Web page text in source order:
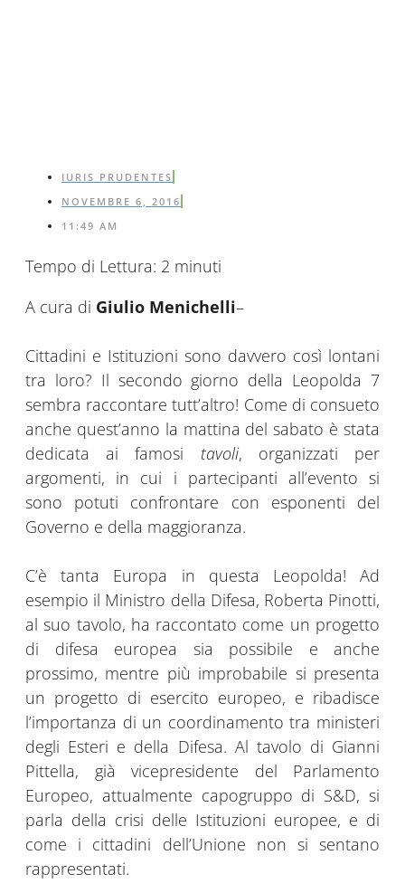
IURIS PRUDENTES
NOVEMBRE 6, 2016
11:49 AM
Tempo di Lettura: 2 minuti
A cura di Giulio Menichelli–
Cittadini e Istituzioni sono davvero così lontani
tra loro? Il secondo giorno della Leopolda 7
sembra raccontare tutt’altro! Come di consueto
anche quest’anno la mattina del sabato è stata
dedicata ai famosi tavoli, organizzati per
argomenti, in cui i partecipanti all’evento si
sono potuti confrontare con esponenti del
Governo e della maggioranza.
C’è tanta Europa in questa Leopolda! Ad
esempio il Ministro della Difesa, Roberta Pinotti,
al suo tavolo, ha raccontato come un progetto
di difesa europea sia possibile e anche
prossimo, mentre più improbabile si presenta
un progetto di esercito europeo, e ribadisce
l’importanza di un coordinamento tra ministeri
degli Esteri e della Difesa. Al tavolo di Gianni
Pittella, già vicepresidente del Parlamento
Europeo, attualmente capogruppo di S&D, si
parla della crisi delle Istituzioni europee, e di
come i cittadini dell’Unione non si sentano
rappresentati.